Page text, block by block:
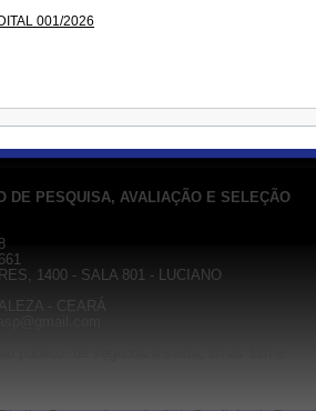
001/2026
DE PESQUISA, AVALIAÇÃO E SELEÇÃO
1400 - SALA 801 - LUCIANO
- CEARÁ